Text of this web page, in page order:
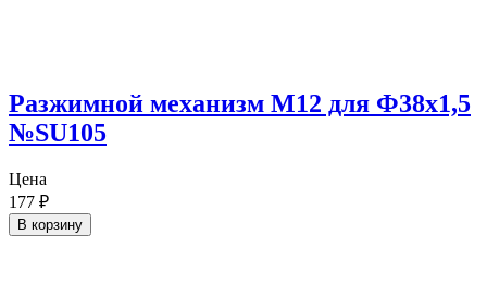
Разжимной механизм М12 для Ф38х1,5
№SU105
Цена
177 ₽
В корзину